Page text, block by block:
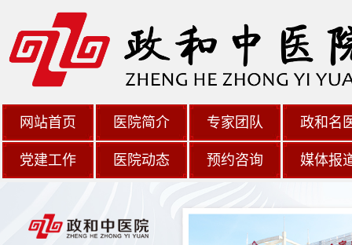
网站首页 医院简介 专家团队 政和名
党建工作 医院动态 预约咨询 媒体报